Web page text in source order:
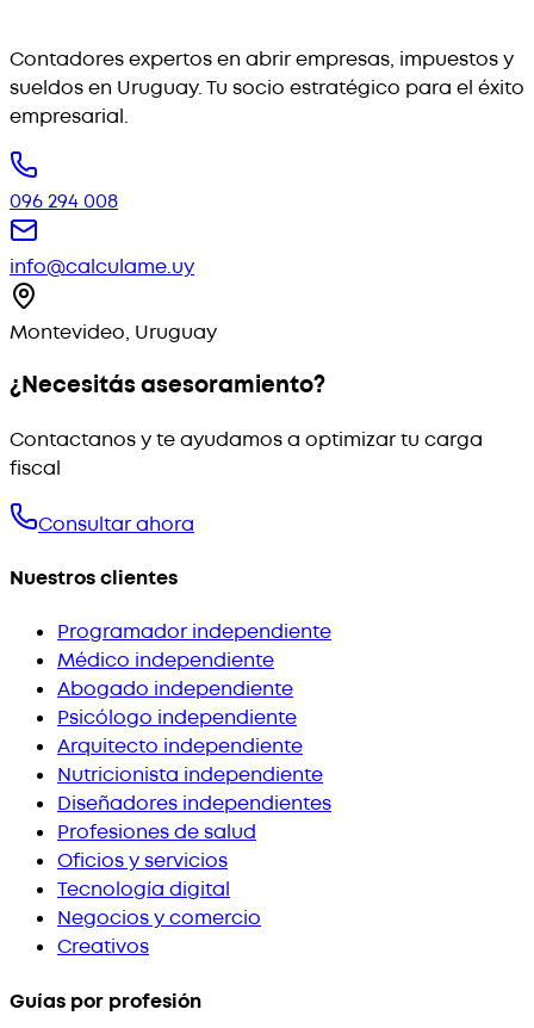
Contadores expertos en abrir empresas, impuestos y
sueldos en Uruguay. Tu socio estratégico para el éxito
empresarial.
096 294 008
info@calculame.uy
Montevideo, Uruguay
¿Necesitás asesoramiento?
Contactanos y te ayudamos a optimizar tu carga
fiscal
Consultar ahora
Nuestros clientes
Programador independiente
Médico independiente
Abogado independiente
Psicólogo independiente
Arquitecto independiente
Nutricionista independiente
Diseñadores independientes
Profesiones de salud
Oficios y servicios
Tecnología digital
Negocios y comercio
Creativos
Guías por profesión